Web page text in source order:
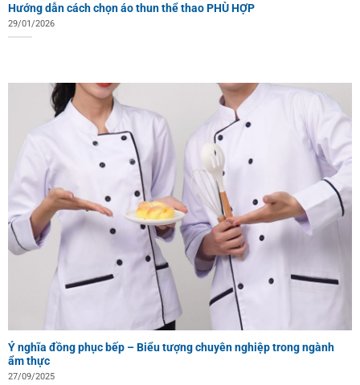
Hướng dẫn cách chọn áo thun thể thao PHÙ HỢP
29/01/2026
Ý nghĩa đồng phục bếp – Biểu tượng chuyên nghiệp trong ngành
ẩm thực
27/09/2025